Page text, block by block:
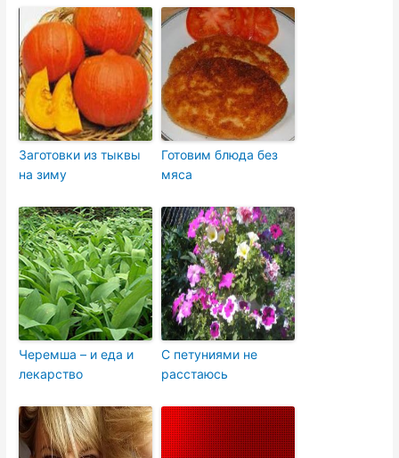
Заготовки из тыквы
на зиму
Готовим блюда без
мяса
Черемша – и еда и
лекарство
С петуниями не
расстаюсь